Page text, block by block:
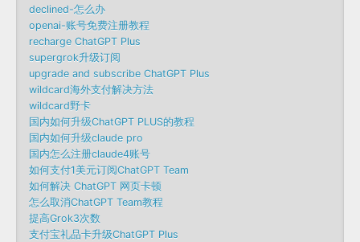
declined-怎么办
openai-账号免费注册教程
recharge ChatGPT Plus
supergrok升级订阅
upgrade and subscribe ChatGPT Plus
wildcard海外支付解决方法
wildcard野卡
国内如何升级ChatGPT PLUS的教程
国内如何升级claude pro
国内怎么注册claude4账号
如何支付1美元订阅ChatGPT Team
如何解决 ChatGPT 网页卡顿
怎么取消ChatGPT Team教程
提高Grok3次数
支付宝礼品卡升级ChatGPT Plus